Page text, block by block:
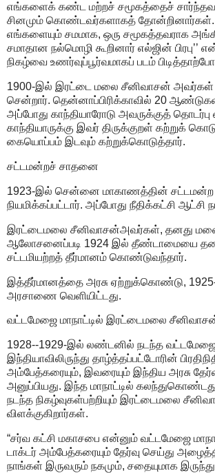
எங்களைக் கண்ட மற்றச் சமூகத்தைச்
சினமும் கொண்டவர்களாகத்
எங்களையும் சமமாக, ஒரு சமூகத்தவராக
சமாதான நல்மொழி கூறினார் எல்ஜின் பிரபு’’
நிகழ்வை உணர்வுப்பூர்வமாகப் படம்
1900-இல் இரட்டை மலை சீனிவாசன் அவர்கள்
சென்றார். தென்னாப்பிரிக்காவில் 20 ஆண்டுகள்
அப்போது காந்தியாரோடு அவருக்குத் தொடர்பு
காந்தியாருக்கு இவர் திருக்குறள் கற்றுக்
கையொப்பம் இடவும் கற்றுக்கொடுத்தார்.
சட்டமன்றச் சாதனை
1923-இல் சென்னை மாகாணத்தின் சட்டமன்ற
நியமிக்கப்பட்டார். அப்போது நீதிக்கட்சி ஆட்சி
இரட்டைமலை சீனிவாசன்அவர்கள், தனது
ஆலோசனைப்படி 1924 இல் தீண்டாமையை
சட்டமியற்றத் தீர்மானம் கொண்டுவந்தார்.
இத்தீர்மானத்தை அரசு ஏற்றுக்கொண்டு,
அரசாணை வெளியிட்டது.
வட்டமேஜை மாநாட்டில் இரட்டைமலை
1928--1929-இல் லண்டனில் நடந்த வட்டமேஜை
இந்தியாவிலிருந்து தாழ்த்தப்பட்டோரின்
அம்பேத்கரையும், இவரையும் இந்திய அரசு
அனுப்பியது. இந்த மாநாட்டில்
நடந்த நிகழ்வுகள்பற்றியும் இரட்டைமலை
விளக்குகிறார்கள்.
“சர்வ கட்சி மகாசபை என்னும் வட்டமேஜை
டாக்டர் அம்பேத்கரையும் தேர்வு செய்து
நாங்கள் இருவரும் நகமும், சதையுமாக